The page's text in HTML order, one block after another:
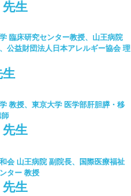
先生
臨床研究センター教授、山王病院
公益財団法人日本アレルギー協会 理
生
教授、東京大学 医学部肝胆膵・移
師
先生
会 山王病院 副院長、国際医療福祉
ター 教授
先生